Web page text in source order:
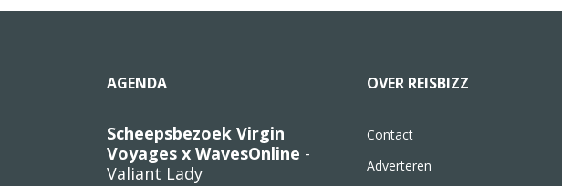
AGENDA
Scheepsbezoek Virgin
Voyages x WavesOnline -
Valiant Lady
OVER REISBIZZ
Contact
Adverteren